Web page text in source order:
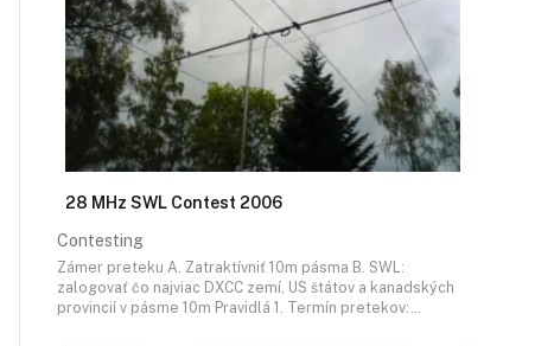
28 MHz SWL Contest 2006
Contesting
Zámer preteku A. Zatraktívniť 10m pásma B. SWL:
zalogovať čo najviac DXCC zemí, US štátov a kanadských
provincií v pásme 10m Pravidlá 1. Termín pretekov:…